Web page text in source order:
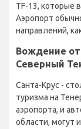
TF-13, которые
Аэропорт
направлений,
Вождение от
Северный
Санта-Крус -
туризма на
аэропорта, и
области, могут